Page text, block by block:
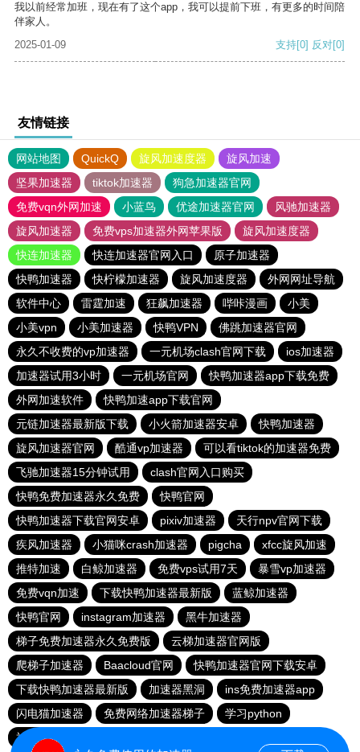
我以前经常加班，现在有了这个app，我可以提前下班，有更多的时间陪
伴家人。
2025-01-09
支持[0] 反对[0]
友情链接
网站地图 QuickQ 旋风加速度器
旋风加速
坚果加速器
tiktok加速器
狗急加速器官网
免费vqn外网加速
小蓝鸟 优途加速器官网
风驰加速器
旋风加速器
免费vps加速器外网苹果版
旋风加速度器
快连加速器
快连加速器官网入口
原子加速器
快鸭加速器
快柠檬加速器 旋风加速度器
外网网址导航
软件中心
雷霆加速 狂飙加速器 哔咔漫画
小美
小美vpn
小美加速器 快鸭VPN
佛跳加速器官网
永久不收费的vp加速器
一元机场clash官网下载
ios加速器
加速器试用3小时
一元机场官网
快鸭加速器app下载免费
外网加速软件
快鸭加速app下载官网
元链加速器最新版下载
小火箭加速器安卓
快鸭加速器
旋风加速器官网
酷通vp加速器
可以看tiktok的加速器免费
飞驰加速器15分钟试用
clash官网入口购买
快鸭免费加速器永久免费
快鸭官网
快鸭加速器下载官网安卓
pixiv加速器
天行npv官网下载
疾风加速器
小猫咪crash加速器 pigcha
xfcc旋风加速
推特加速
白鲸加速器 免费vps试用7天
暴雪vp加速器
免费vqn加速
下载快鸭加速器最新版
蓝鲸加速器
快鸭官网
instagram加速器
黑牛加速器
梯子免费加速器永久免费版
云梯加速器官网版
爬梯子加速器
Baacloud官网
快鸭加速器官网下载安卓
下载快鸭加速器最新版
加速器黑洞
ins免费加速器app
闪电猫加速器
免费网络加速器梯子
学习python
神灯加速加速器